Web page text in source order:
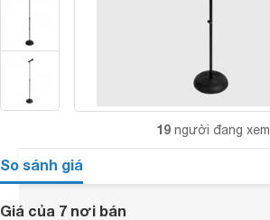
19 người đang xem
So sánh giá
Giá của 7 nơi bán